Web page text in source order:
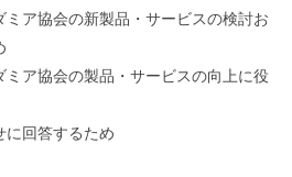
ミア協会の新製品・サービスの検討お
ミア協会の製品・サービスの向上に役
に回答するため